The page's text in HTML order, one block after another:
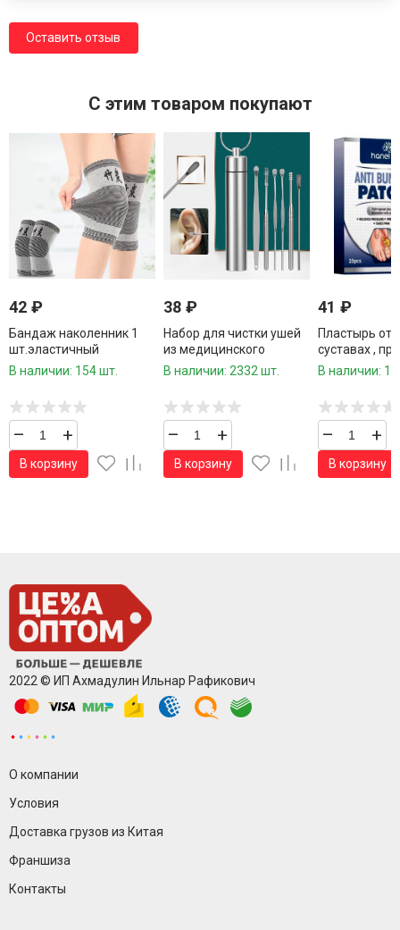
Оставить отзыв
C этим товаром покупают
42 ₽
Бандаж наколенник 1
шт.эластичный
дышащий
В наличии: 154 шт.
– +
В корзину
38 ₽
Набор для чистки ушей
из медицинского
металла в
6 предметов /1000
шт.коробка/
В наличии: 2332 шт.
– +
В корзину
41 ₽
Пластырь от
суставах ,
при подагре
В наличии:
– +
В корзину
2022 © ИП Ахмадулин Ильнар Рафикович
О компании
Условия
Доставка грузов из Китая
Франшиза
Контакты